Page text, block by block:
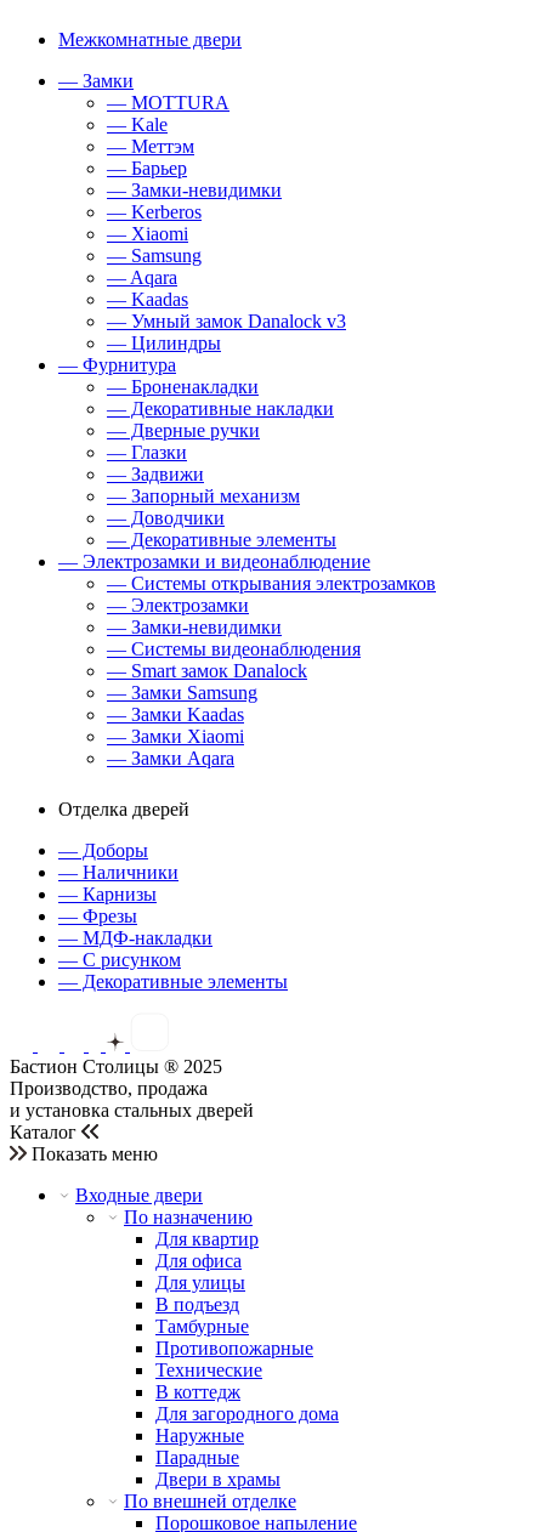
Межкомнатные двери
— Замки
— MOTTURA
— Kale
— Меттэм
— Барьер
— Замки-невидимки
— Kerberos
— Xiaomi
— Samsung
— Aqara
— Kaadas
— Умный замок Danalock v3
— Цилиндры
— Фурнитура
— Броненакладки
— Декоративные накладки
— Дверные ручки
— Глазки
— Задвижи
— Запорный механизм
— Доводчики
— Декоративные элементы
— Электрозамки и видеонаблюдение
— Системы открывания электрозамков
— Электрозамки
— Замки-невидимки
— Системы видеонаблюдения
— Smart замок Danalock
— Замки Samsung
— Замки Kaadas
— Замки Xiaomi
— Замки Aqara
Отделка дверей
— Доборы
— Наличники
— Карнизы
— Фрезы
— МДФ-накладки
— С рисунком
— Декоративные элементы
Бастион Столицы ® 2025
Производство, продажа
и установка стальных дверей
Каталог
Показать меню
Входные двери
По назначению
Для квартир
Для офиса
Для улицы
В подъезд
Тамбурные
Противопожарные
Технические
В коттедж
Для загородного дома
Наружные
Парадные
Двери в храмы
По внешней отделке
Порошковое напыление